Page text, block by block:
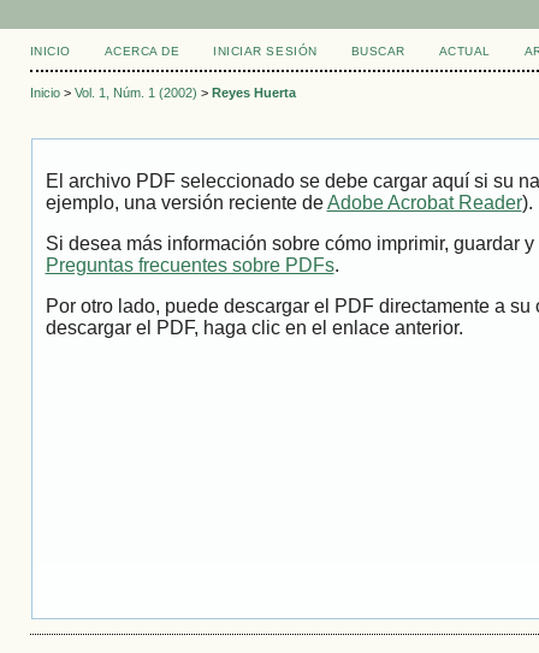
INICIO ACERCA DE INICIAR SESIÓN BUSCAR ACTUAL
Inicio> Vol. 1, Núm. 1 (2002) > Reyes Huerta
El archivo PDF seleccionado se debe cargar aquí si su
ejemplo, una versión reciente deAdobe Acrobat Reader).
Si desea más información sobre cómo imprimir, guardar
Preguntas frecuentes sobre PDFs.
Por otro lado, puede descargar el PDF directamente a
descargar el PDF, haga clic en el enlace anterior.